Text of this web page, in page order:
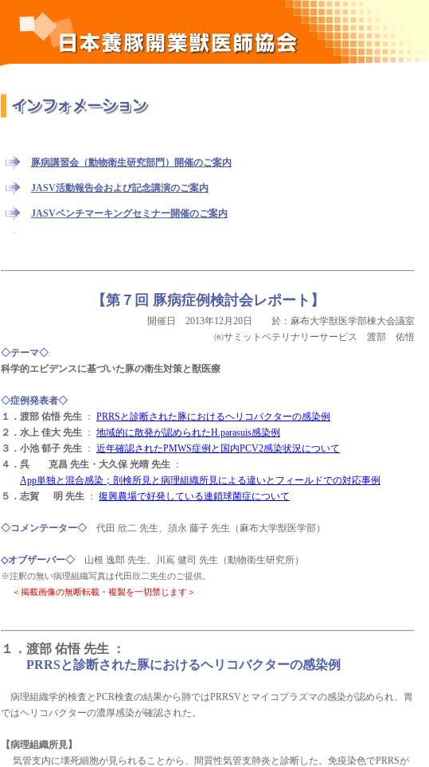
【第７回 豚病症例検討会レポート】
開催日 2013年12月20日 於：麻布大学獣医学部棟大会議室
㈲サミットベテリナリーサービス 渡部 佑悟
◇テーマ◇
科学的エビデンスに基づいた豚の衛生対策と獣医療
◇症例発表者◇
１．渡部 佑悟 先生 ： PRRSと診断された豚におけるヘリコバクターの感染例
２．水上 佳大 先生 ： 地域的に散発が認められたH.parasuis感染例
３．小池 郁子 先生 ： 近年確認されたPMWS症例と国内PCV2感染状況について
４．呉 克昌 先生・大久保 光晴 先生 ：
App単独と混合感染；剖検所見と病理組織所見による違いとフィールドでの対応事例
５．志賀 明 先生 ： 復興農場で好発している連鎖球菌症について
◇コメンテーター◇ 代田 欣二 先生、須永 藤子 先生（麻布大学獣医学部）
◇オブザーバー◇ 山根 逸郎 先生、川嶌 健司 先生（動物衛生研究所）
※注釈の無い病理組織写真は代田欣二先生のご提供。
＜掲載画像の無断転載・複製を一切禁じます＞
１．渡部 佑悟 先生 ：
PRRSと診断された豚におけるヘリコバクターの感染例
病理組織学的検査とPCR検査の結果から肺ではPRRSVとマイコプラズマの感染が認められ、胃
ではヘリコバクターの濃厚感染が確認された。
【病理組織所見】
気管支内に壊死細胞が見られることから、間質性気管支肺炎と診断した。免疫染色でPRRSが